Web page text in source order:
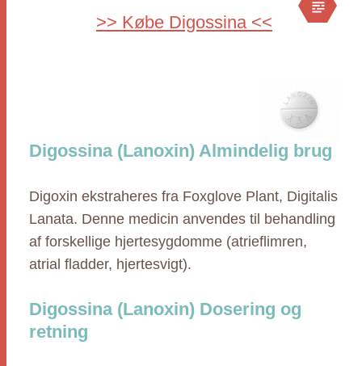
>> Købe Digossina <<
Digossina (Lanoxin) Almindelig brug
Digoxin ekstraheres fra Foxglove Plant, Digitalis
Lanata. Denne medicin anvendes til behandling
af forskellige hjertesygdomme (atrieflimren,
atrial fladder, hjertesvigt).
Digossina (Lanoxin) Dosering og
retning